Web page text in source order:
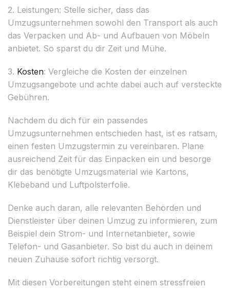
2. Leistungen: Stelle sicher, dass das
Umzugsunternehmen sowohl den Transport als auch
das Verpacken und Ab- und Aufbauen von Möbeln
anbietet. So sparst du dir Zeit und Mühe.
3. Kosten: Vergleiche die Kosten der einzelnen
Umzugsangebote und achte dabei auch auf versteckte
Gebühren.
Nachdem du dich für ein passendes
Umzugsunternehmen entschieden hast, ist es ratsam,
einen festen Umzugstermin zu vereinbaren. Plane
ausreichend Zeit für das Einpacken ein und besorge
dir das benötigte Umzugsmaterial wie Kartons,
Klebeband und Luftpolsterfolie.
Denke auch daran, alle relevanten Behörden und
Dienstleister über deinen Umzug zu informieren, zum
Beispiel dein Strom- und Internetanbieter, sowie
Telefon- und Gasanbieter. So bist du auch in deinem
neuen Zuhause sofort richtig versorgt.
Mit diesen Vorbereitungen steht einem stressfreien